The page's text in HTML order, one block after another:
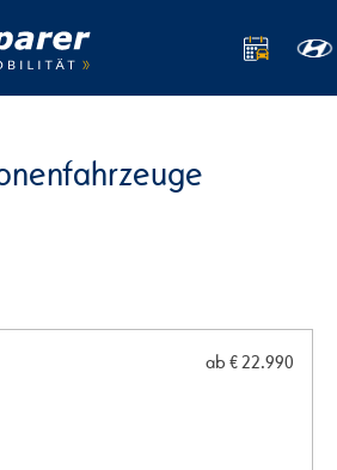
ab € 22.990